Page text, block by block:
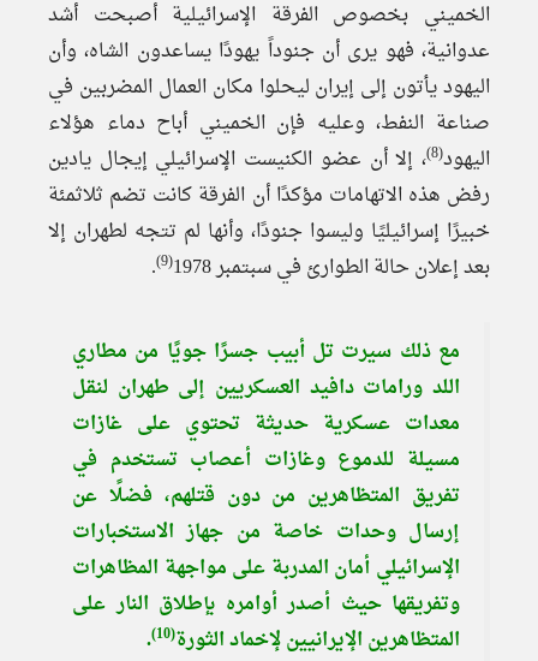
الخميني بخصوص الفرقة الإسرائيلية أصبحت أشد
عدوانية، فهو يرى أن جنوداً يهودًا يساعدون الشاه، وأن
اليهود يأتون إلى إيران ليحلوا مكان العمال المضربين في
صناعة النفط، وعليه فإن الخميني أباح دماء هؤلاء
اليهود(8) ، إلا أن عضو الكنيست الإسرائيلي إيجال يادين
رفض هذه الاتهامات مؤكدًا أن الفرقة كانت تضم ثلاثمئة
خبيرًا إسرائيليًا وليسوا جنودًا، وأنها لم تتجه لطهران إلا
بعد إعلان حالة الطوارئ في سبتمبر 1978
(9)
.
مع ذلك سيرت تل أبيب جسرًا جويًا من مطاري
اللد ورامات دافيد العسكريين إلى طهران لنقل
معدات عسكرية حديثة تحتوي على غازات
مسيلة للدموع وغازات أعصاب تستخدم في
تفريق المتظاهرين من دون قتلهم، فضلًا عن
إرسال وحدات خاصة من جهاز الاستخبارات
الإسرائيلي أمان المدربة على مواجهة المظاهرات
وتفريقها حيث أصدر أوامره بإطلاق النار على
المتظاهرين الإيرانيين لإخماد الثورة(10)
.